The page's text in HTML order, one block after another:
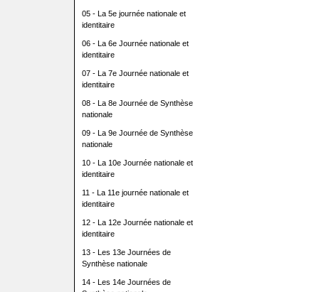
05 - La 5e journée nationale et
identitaire
06 - La 6e Journée nationale et
identitaire
07 - La 7e Journée nationale et
identitaire
08 - La 8e Journée de Synthèse
nationale
09 - La 9e Journée de Synthèse
nationale
10 - La 10e Journée nationale et
identitaire
11 - La 11e journée nationale et
identitaire
12 - La 12e Journée nationale et
identitaire
13 - Les 13e Journées de
Synthèse nationale
14 - Les 14e Journées de